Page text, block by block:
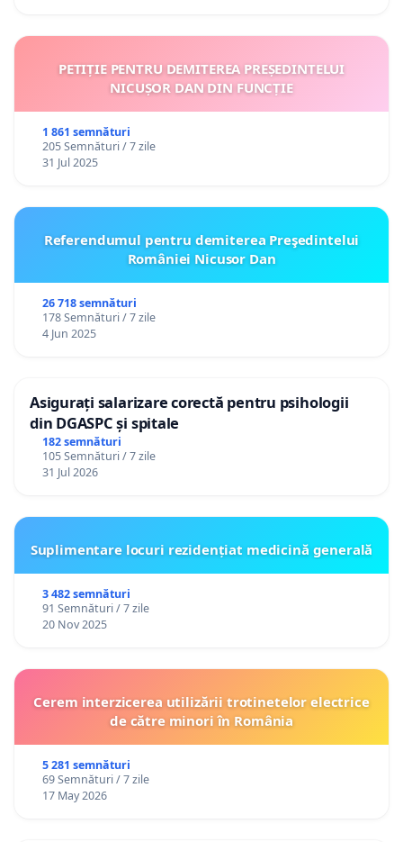
PETIȚIE PENTRU DEMITEREA PREȘEDINTELUI
NICUȘOR DAN DIN FUNCȚIE
1 861 semnături
205 Semnături / 7 zile
31 Jul 2025
Referendumul pentru demiterea Preşedintelui
României Nicusor Dan
26 718 semnături
178 Semnături / 7 zile
4 Jun 2025
Asigurați salarizare corectă pentru psihologii
din DGASPC și spitale
182 semnături
105 Semnături / 7 zile
31 Jul 2026
Suplimentare locuri rezidențiat medicină generală
3 482 semnături
91 Semnături / 7 zile
20 Nov 2025
Cerem interzicerea utilizării trotinetelor electrice
de către minori în România
5 281 semnături
69 Semnături / 7 zile
17 May 2026